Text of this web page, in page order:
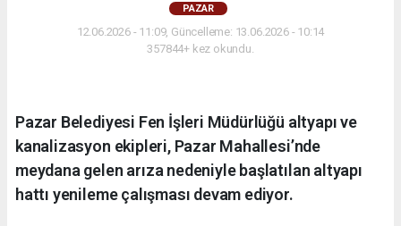
PAZAR
12.06.2026 - 11:09, Güncelleme: 13.06.2026 - 10:14
357844+ kez okundu.
Pazar Belediyesi Fen İşleri Müdürlüğü altyapı ve
kanalizasyon ekipleri, Pazar Mahallesi’nde
meydana gelen arıza nedeniyle başlatılan altyapı
hattı yenileme çalışması devam ediyor.